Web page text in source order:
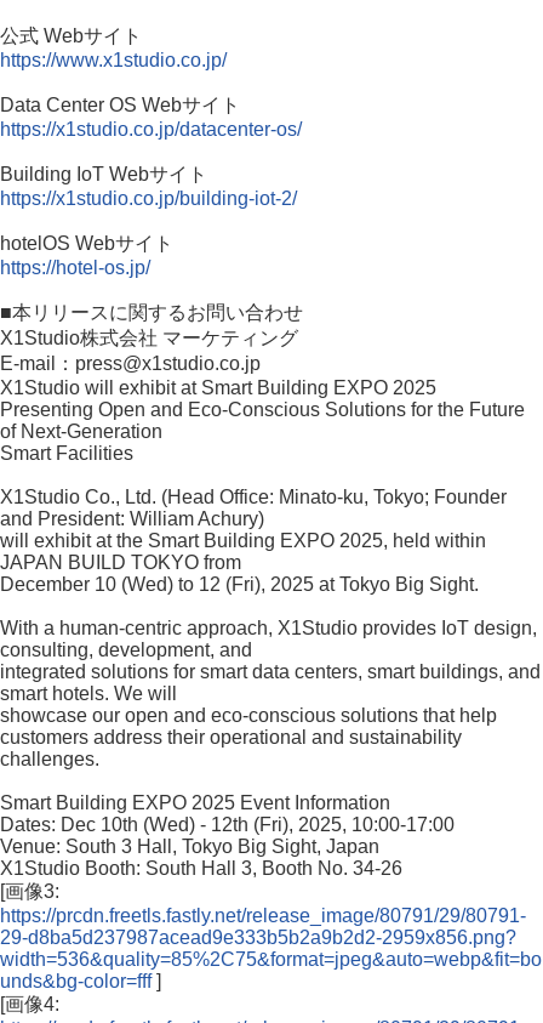
公式 Webサイト
https://www.x1studio.co.jp/
Data Center OS Webサイト
https://x1studio.co.jp/datacenter-os/
Building IoT Webサイト
https://x1studio.co.jp/building-iot-2/
hotelOS Webサイト
https://hotel-os.jp/
■本リリースに関するお問い合わせ
X1Studio株式会社 マーケティング
E-mail：press@x1studio.co.jp
X1Studio will exhibit at Smart Building EXPO 2025
Presenting Open and Eco-Conscious Solutions for the Future
of Next-Generation
Smart Facilities
X1Studio Co., Ltd. (Head Office: Minato-ku, Tokyo; Founder
and President: William Achury)
will exhibit at the Smart Building EXPO 2025, held within
JAPAN BUILD TOKYO from
December 10 (Wed) to 12 (Fri), 2025 at Tokyo Big Sight.
With a human-centric approach, X1Studio provides IoT design,
consulting, development, and
integrated solutions for smart data centers, smart buildings, and
smart hotels. We will
showcase our open and eco-conscious solutions that help
customers address their operational and sustainability
challenges.
Smart Building EXPO 2025 Event Information
Dates: Dec 10th (Wed) - 12th (Fri), 2025, 10:00-17:00
Venue: South 3 Hall, Tokyo Big Sight, Japan
X1Studio Booth: South Hall 3, Booth No. 34-26
[画像3:
https://prcdn.freetls.fastly.net/release_image/80791/29/80791-
29-d8ba5d237987acead9e333b5b2a9b2d2-2959x856.png?
width=536&quality=85%2C75&format=jpeg&auto=webp&fit=bo
unds&bg-color=fff]
[画像4: